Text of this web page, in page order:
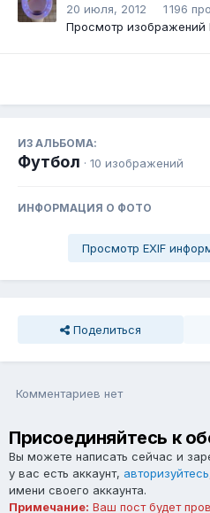
20 июля, 2012
1 196
Просмотр изображений
ИЗ АЛЬБОМА:
Футбол · 10 изображений
ИНФОРМАЦИЯ О ФОТО
Просмотр EXIF
Поделиться
Комментариев нет
Присоединяйтесь к
Вы можете написать сейчас и
у вас есть аккаунт, авторизуйтесь
имени своего аккаунта.
Примечание: Ваш пост будет